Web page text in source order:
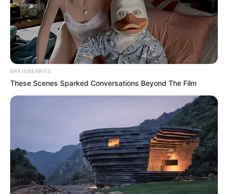
BRAINBERRIES
These Scenes Sparked Conversations Beyond The Film